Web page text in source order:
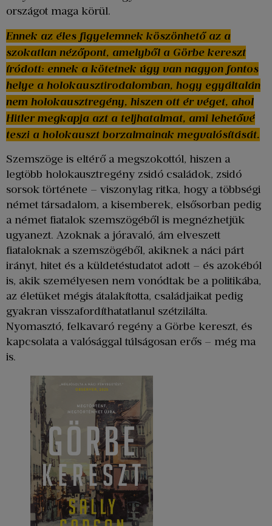
országot maga körül.
Ennek az éles figyelemnek köszönhető az a
szokatlan nézőpont, amelyből a Görbe kereszt
íródott: ennek a kötetnek úgy van nagyon fontos
helye a holokausztirodalomban, hogy egyáltalán
nem holokausztregény, hiszen ott ér véget, ahol
Hitler megkapja azt a teljhatalmat, ami lehetővé
teszi a holokauszt borzalmainak megvalósítását.
Szemszöge is eltérő a megszokottól, hiszen a
legtöbb holokausztregény zsidó családok, zsidó
sorsok története – viszonylag ritka, hogy a többségi
német társadalom, a kisemberek, elsősorban pedig
a német fiatalok szemszögéből is megnézhetjük
ugyanezt. Azoknak a jóravaló, ám elveszett
fiataloknak a szemszögéből, akiknek a náci párt
irányt, hitet és a küldetéstudatot adott – és azokéból
is, akik személyesen nem vonódtak be a politikába,
az életüket mégis átalakította, családjaikat pedig
gyakran visszafordíthatatlanul szétzilálta.
Nyomasztó, felkavaró regény a Görbe kereszt, és
kapcsolata a valósággal túlságosan erős – még ma
is.